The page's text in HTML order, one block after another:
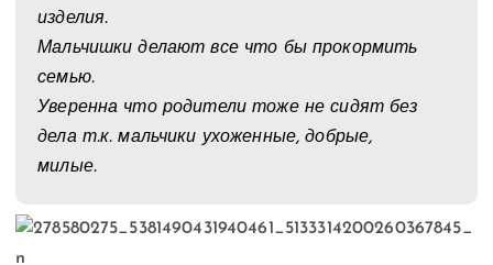
изделия.
Мальчишки делают все что бы прокормить
семью.
Уверенна что родители тоже не сидят без
дела т.к. мальчики ухоженные, добрые,
милые.